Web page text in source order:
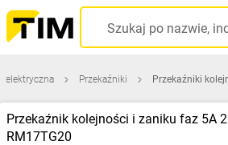
elektryczna Przekaźniki Przekaźniki
Przekaźnik kolejności i zaniku faz 5A
RM17TG20